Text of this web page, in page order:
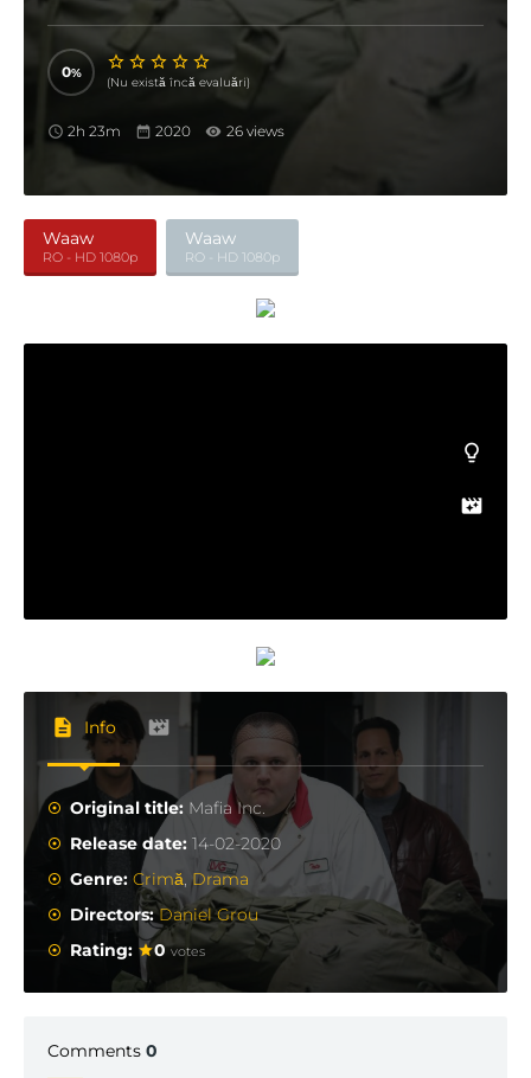
0
(Nu există încă evaluări)
2h 23m 2020 26 views
Waaw
RO - HD 1080p
Waaw
RO - HD 1080p
Info
Original title: Mafia Inc.
Release date:14-02-2020
Genre:Crimă,Drama
Directors:Daniel Grou
Rating:
0 votes
Comments 0